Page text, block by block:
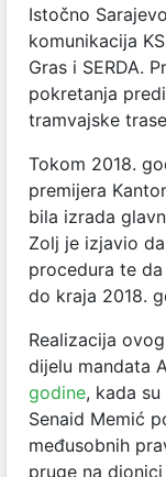
Istočno
komunikacija
Gras i SERDA.
pokretanja
tramvajske
Tokom 2018.
premijera
bila izrada
Zolj je izjavio
procedura te
do kraja 2018.
Realizacija
dijelu mandata
godine, kada
Senaid Memić
međusobnih
pruge na